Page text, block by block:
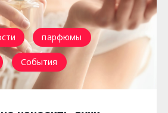
парфюмы
События